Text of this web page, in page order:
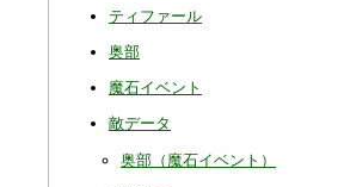
ティファール
奥部
魔石イベント
敵データ
奥部（魔石イベント）